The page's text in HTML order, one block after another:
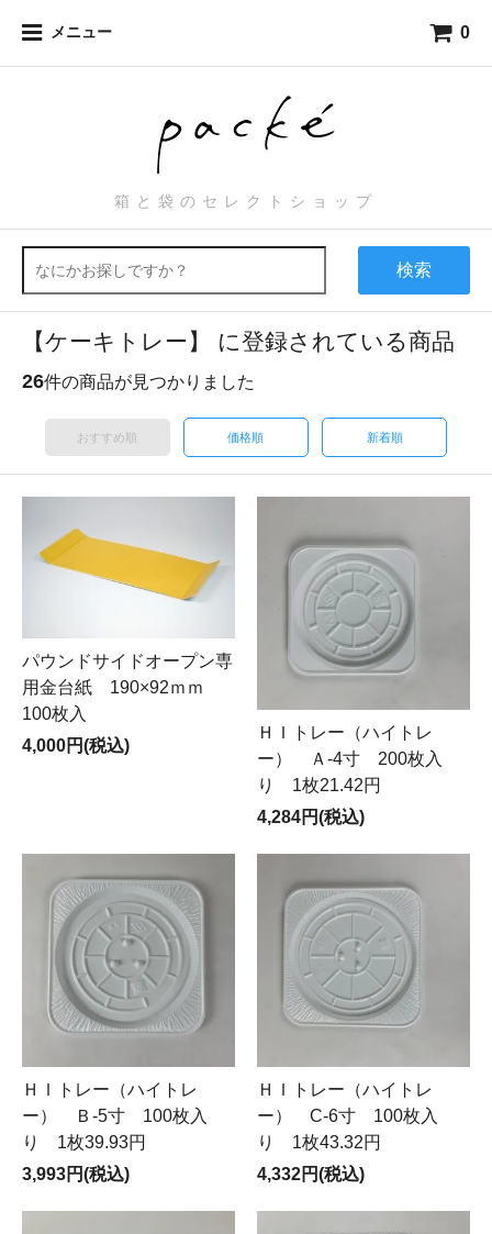
メニュー 0
箱と袋のセレクトショップ
検索
【ケーキトレー】 に登録されている商品
26件の商品が見つかりました
おすすめ順 価格順 新着順
パウンドサイドオープン専
用金台紙 190×92ｍｍ
100枚入
4,000円(税込)
ＨＩトレー（ハイトレ
ー） Ａ-4寸 200枚入
り 1枚21.42円
4,284円(税込)
ＨＩトレー（ハイトレ
ー） Ｂ-5寸 100枚入
り 1枚39.93円
3,993円(税込)
ＨＩトレー（ハイトレ
ー） C-6寸 100枚入
り 1枚43.32円
4,332円(税込)